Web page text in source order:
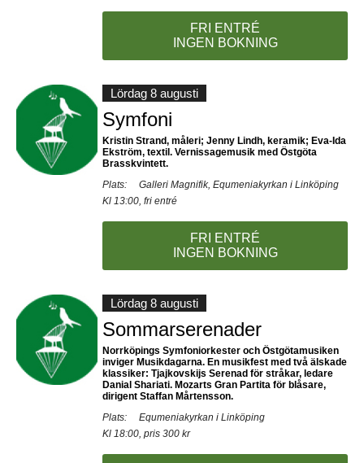
FRI ENTRÉ
INGEN BOKNING
Lördag 8 augusti
Symfoni
Kristin Strand, måleri; Jenny Lindh, keramik; Eva-Ida
Ekström, textil. Vernissagemusik med Östgöta
Brasskvintett.
Plats:
Galleri Magnifik, Equmeniakyrkan i Linköping
Kl 13:00, fri entré
FRI ENTRÉ
INGEN BOKNING
Lördag 8 augusti
Sommarserenader
Norrköpings Symfoniorkester och Östgötamusiken
inviger Musikdagarna. En musikfest med två älskade
klassiker: Tjajkovskijs Serenad för stråkar, ledare
Danial Shariati. Mozarts Gran Partita för blåsare,
dirigent Staffan Mårtensson.
Plats:
Equmeniakyrkan i Linköping
Kl 18:00, pris 300 kr